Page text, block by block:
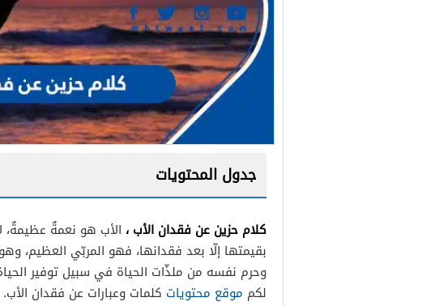
جدول المحتويات
كلام حزين عن فقدان الأب ، الأب هو نعمةٌ عظيمةٌ،
بقيمتها إلّا بعد فقدانها، فهو المربّي
وحرم نفسه من ملذّات الحياة في سبيل توفير
لكم موقع محتويات كلمات وعبارات عن فقدان الأب.